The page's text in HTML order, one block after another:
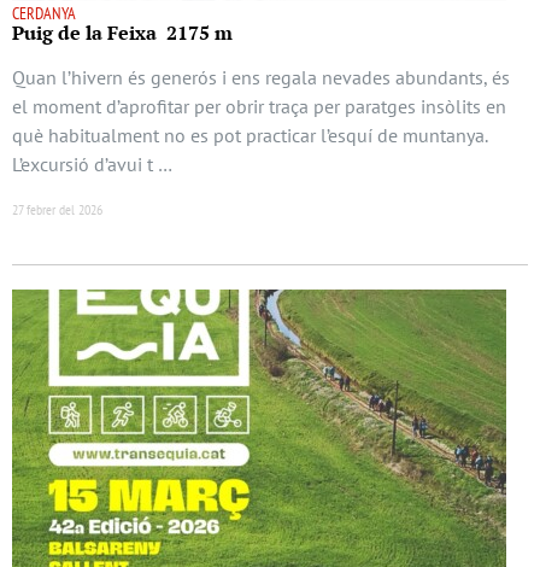
CERDANYA
Puig de la Feixa 2175 m
Quan l’hivern és generós i ens regala nevades abundants, és
el moment d’aprofitar per obrir traça per paratges insòlits en
què habitualment no es pot practicar l’esquí de muntanya.
L’excursió d’avui t …
27 febrer del 2026